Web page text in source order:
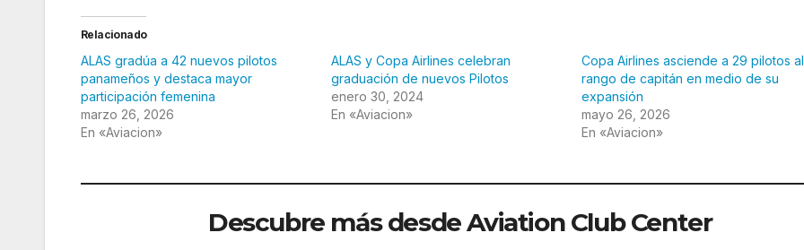
Relacionado
ALAS gradúa a 42 nuevos pilotos
panameños y destaca mayor
participación femenina
marzo 26, 2026
En «Aviacion»
ALAS y Copa Airlines celebran
graduación de nuevos Pilotos
enero 30, 2024
En «Aviacion»
Copa Airlines asciende a 29 pilotos al
rango de capitán en medio de su
expansión
mayo 26, 2026
En «Aviacion»
Descubre más desde Aviation Club Center